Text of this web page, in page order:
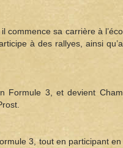
commence sa carrière à
à des rallyes, ainsi
Formule 3, et devient
3, tout en participant